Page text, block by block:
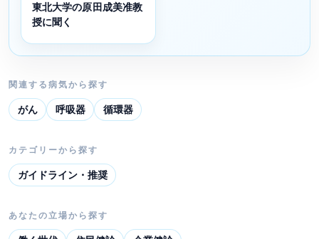
東北大学の原田成美准教
授に聞く
関連する病気から探す
がん 呼吸器 循環器
カテゴリーから探す
ガイドライン・推奨
あなたの立場から探す